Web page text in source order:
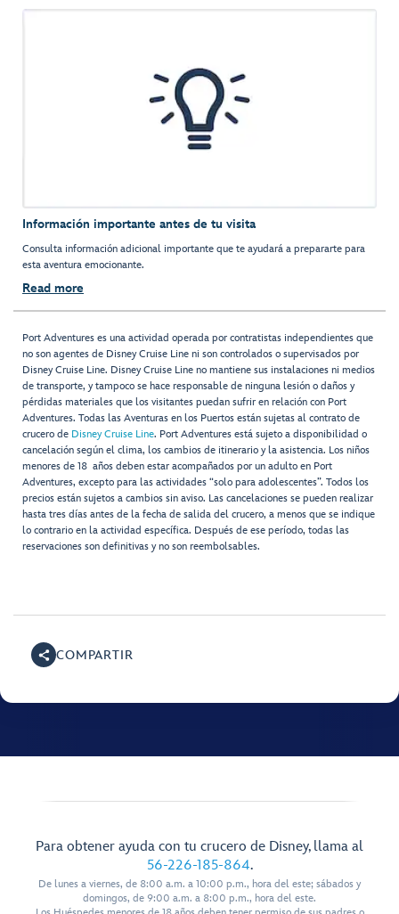
Información importante antes de tu visita
Consulta información adicional importante que te ayudará a prepararte para
esta aventura emocionante.
Read more
Port Adventures es una actividad operada por contratistas independientes que
no son agentes de Disney Cruise Line ni son controlados o supervisados por
Disney Cruise Line. Disney Cruise Line no mantiene sus instalaciones ni medios
de transporte, y tampoco se hace responsable de ninguna lesión o daños y
pérdidas materiales que los visitantes puedan sufrir en relación con Port
Adventures. Todas las Aventuras en los Puertos están sujetas al contrato de
crucero de Disney Cruise Line. Port Adventures está sujeto a disponibilidad o
cancelación según el clima, los cambios de itinerario y la asistencia. Los niños
menores de 18 años deben estar acompañados por un adulto en Port
Adventures, excepto para las actividades “solo para adolescentes”. Todos los
precios están sujetos a cambios sin aviso. Las cancelaciones se pueden realizar
hasta tres días antes de la fecha de salida del crucero, a menos que se indique
lo contrario en la actividad específica. Después de ese período, todas las
reservaciones son definitivas y no son reembolsables.
COMPARTIR
Para obtener ayuda con tu crucero de Disney, llama al
56-226-185-864.
De lunes a viernes, de 8:00 a.m. a 10:00 p.m., hora del este; sábados y
domingos, de 9:00 a.m. a 8:00 p.m., hora del este.